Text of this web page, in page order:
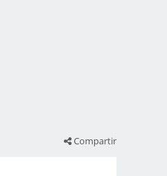
Compartir